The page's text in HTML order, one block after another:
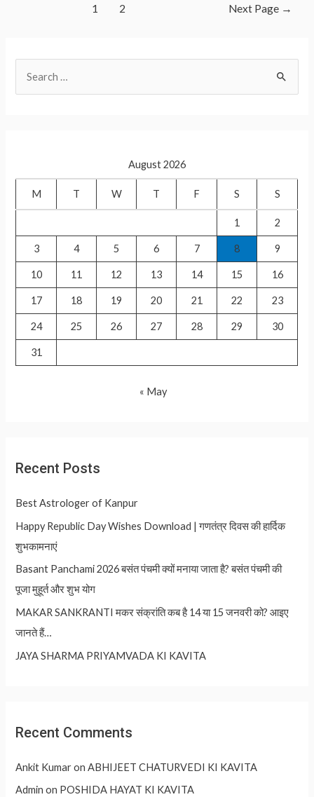
p
p
1 2 Next Page →
o
August 2026
M T W T F S S
1 2
3 4 5 6 7 8 9
10 11 12 13 14 15 16
17 18 19 20 21 22 23
24 25 26 27 28 29 30
31
« May
Recent Posts
Best Astrologer of Kanpur
Happy Republic Day Wishes Download | गणतंत्र दिवस की हार्दिक
शुभकामनाएं
Basant Panchami 2026 बसंत पंचमी क्यों मनाया जाता है? बसंत पंचमी की
पूजा मुहूर्त और शुभ योग
MAKAR SANKRANTI मकर संक्रांति कब है 14 या 15 जनवरी को? आइए
जानते हैं…
JAYA SHARMA PRIYAMVADA KI KAVITA
Recent Comments
Ankit KumaronABHIJEET CHATURVEDI KI KAVITA
Admin on POSHIDA HAYAT KI KAVITA